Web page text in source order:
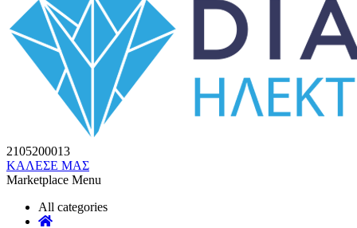
2105200013
ΚΑΛΕΣΕ ΜΑΣ
Marketplace Menu
All categories